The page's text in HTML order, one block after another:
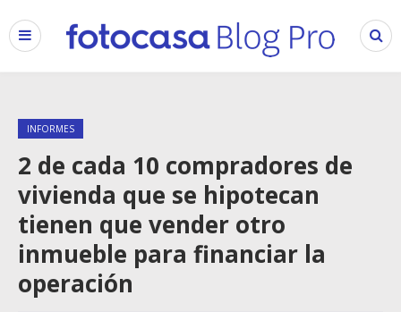
INFORMES
2 de cada 10 compradores de
vivienda que se hipotecan
tienen que vender otro
inmueble para financiar la
operación